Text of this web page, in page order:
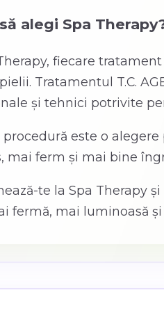
alegi Spa
fiecare
Tratamentul T.C.
și tehnici potrivite
procedură este o
mai ferm și mai bine
te la Spa Therapy
fermă, mai luminoasă